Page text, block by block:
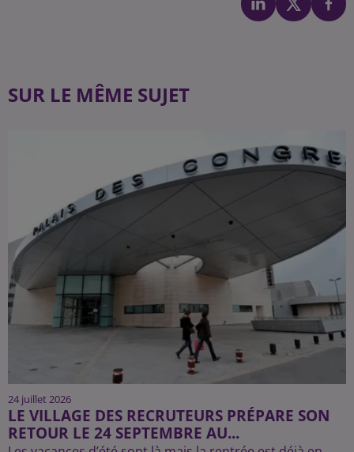
SUR LE MÊME SUJET
24 juillet 2026
LE VILLAGE DES RECRUTEURS PRÉPARE SON
RETOUR LE 24 SEPTEMBRE AU...